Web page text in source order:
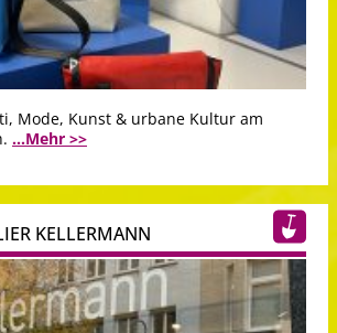
Mode, Kunst & urbane Kultur am
...Mehr >>
KELLERMANN